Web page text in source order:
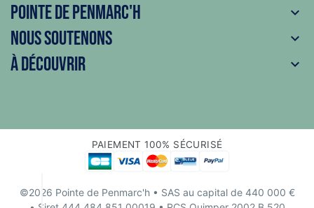
Pointe de Penmarc'h 
Nous soutenons 
À découvrir 
PAIEMENT 100% SÉCURISÉ
©2026 Pointe de Penmarc'h• SAS au capital de 440 000 €